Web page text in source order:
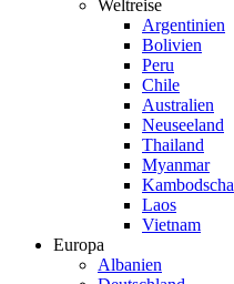
Weltreise
Argentinien
Bolivien
Peru
Chile
Australien
Neuseeland
Thailand
Myanmar
Kambodscha
Laos
Vietnam
Europa
Albanien